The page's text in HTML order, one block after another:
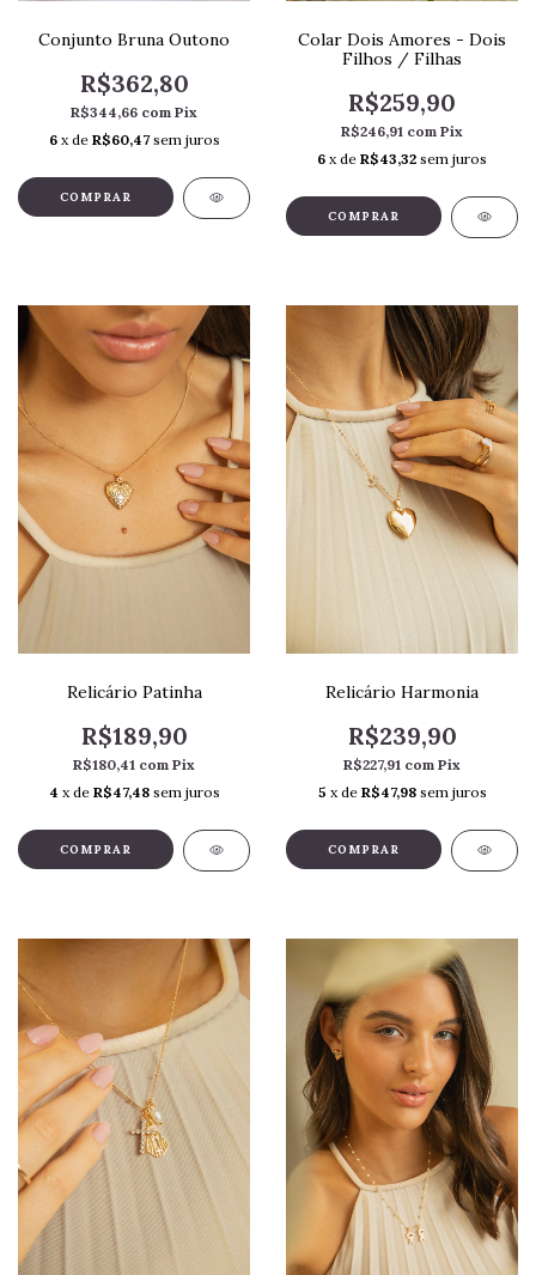
Conjunto Bruna Outono
R$362,80
R$344,66 com Pix
6 x de R$60,47 sem juros
Colar Dois Amores - Dois
Filhos / Filhas
R$259,90
R$246,91 com Pix
6 x de R$43,32 sem juros
COMPRAR
Relicário Patinha
R$189,90
R$180,41 com Pix
4 x de R$47,48 sem juros
COMPRAR
Relicário Harmonia
R$239,90
R$227,91 com Pix
5 x de R$47,98 sem juros
COMPRAR